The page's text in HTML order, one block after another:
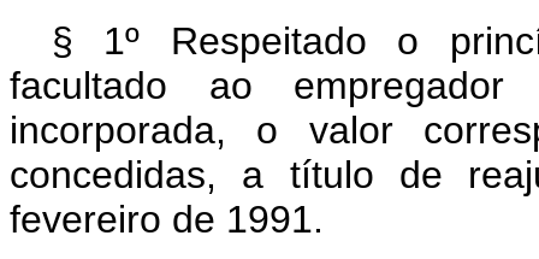
§ 1º Respeitado o
facultado ao
incorporada, o valor
concedidas, a título de
fevereiro de 1991.